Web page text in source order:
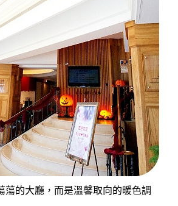
蕩的大廳，而是溫馨取向的暖色調